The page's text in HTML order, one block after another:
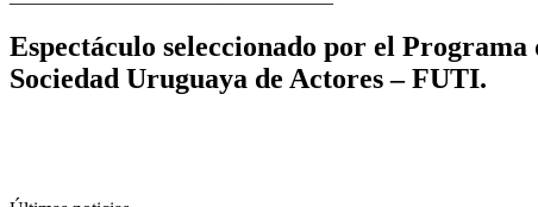
Espectáculo seleccionado por el
Sociedad Uruguaya de Actores – FUTI.